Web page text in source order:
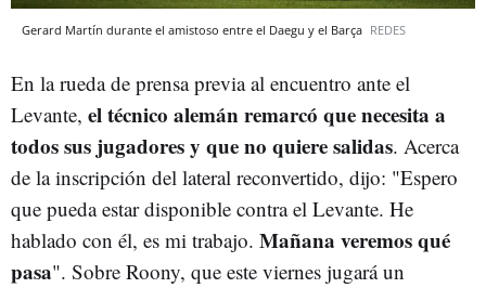
Gerard Martín durante el amistoso entre el Daegu y el Barça REDES
En la rueda de prensa previa al encuentro ante el
Levante, el técnico alemán remarcó que necesita a
todos sus jugadores y que no quiere salidas. Acerca
de la inscripción del lateral reconvertido, dijo: "Espero
que pueda estar disponible contra el Levante. He
hablado con él, es mi trabajo. Mañana veremos qué
pasa". Sobre Roony, que este viernes jugará un